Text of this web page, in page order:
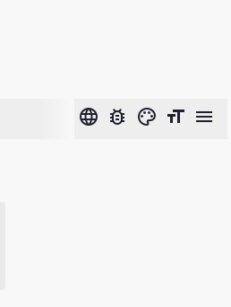
language bug_report color_lens format_size menu